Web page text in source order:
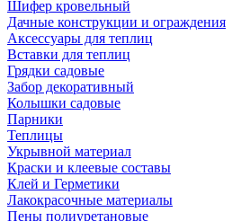
Шифер кровельный
Дачные конструкции и ограждения
Аксессуары для теплиц
Вставки для теплиц
Грядки садовые
Забор декоративный
Колышки садовые
Парники
Теплицы
Укрывной материал
Краски и клеевые составы
Клей и Герметики
Лакокрасочные материалы
Пены полиуретановые